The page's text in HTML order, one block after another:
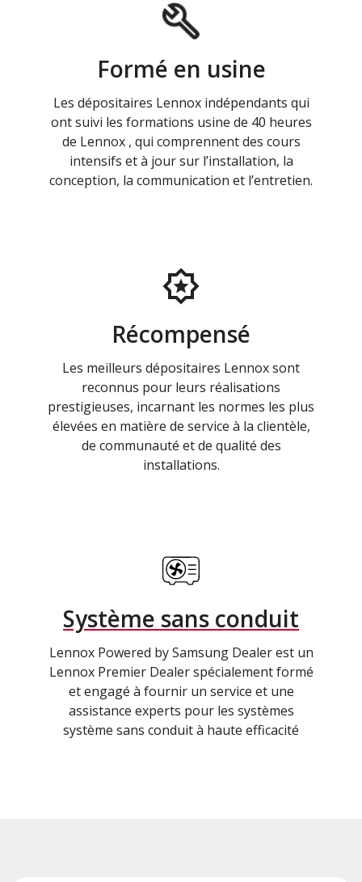
Formé en usine
Les dépositaires Lennox indépendants qui
ont suivi les formations usine de 40 heures
de Lennox , qui comprennent des cours
intensifs et à jour sur l’installation, la
conception, la communication et l’entretien.
Récompensé
Les meilleurs dépositaires Lennox sont
reconnus pour leurs réalisations
prestigieuses, incarnant les normes les plus
élevées en matière de service à la clientèle,
de communauté et de qualité des
installations.
Système sans conduit
Lennox Powered by Samsung Dealer est un
Lennox Premier Dealer spécialement formé
et engagé à fournir un service et une
assistance experts pour les systèmes
système sans conduit à haute efficacité